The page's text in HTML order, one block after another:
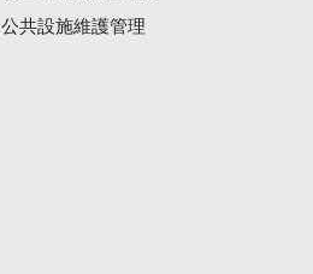
公共設施維護管理